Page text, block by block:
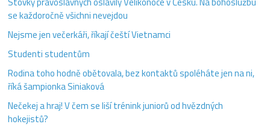
se každoročně všichni nevejdou
Nejsme jen večerkáři, říkají čeští Vietnamci
Studenti studentům
Rodina toho hodně obětovala, bez kontaktů spoléháte jen na ni,
říká šampionka Siniaková
Nečekej a hraj! V čem se liší trénink juniorů od hvězdných
hokejistů?